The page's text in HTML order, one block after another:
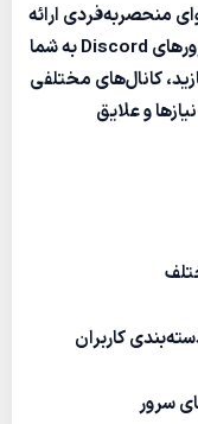
منحصربه‌فردی ارائه
دهد که برای مخاطبان شما جذاب باشد. سرورهای Discord به شما
کانال‌های مختلفی
و علایق
سرور